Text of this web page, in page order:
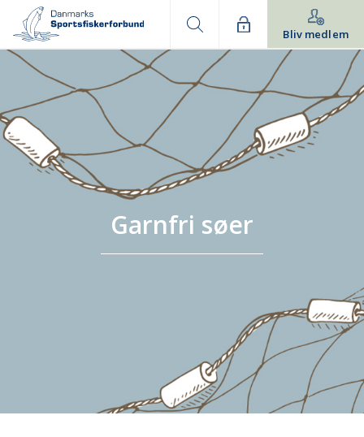
Bliv medlem
Garnfri søer